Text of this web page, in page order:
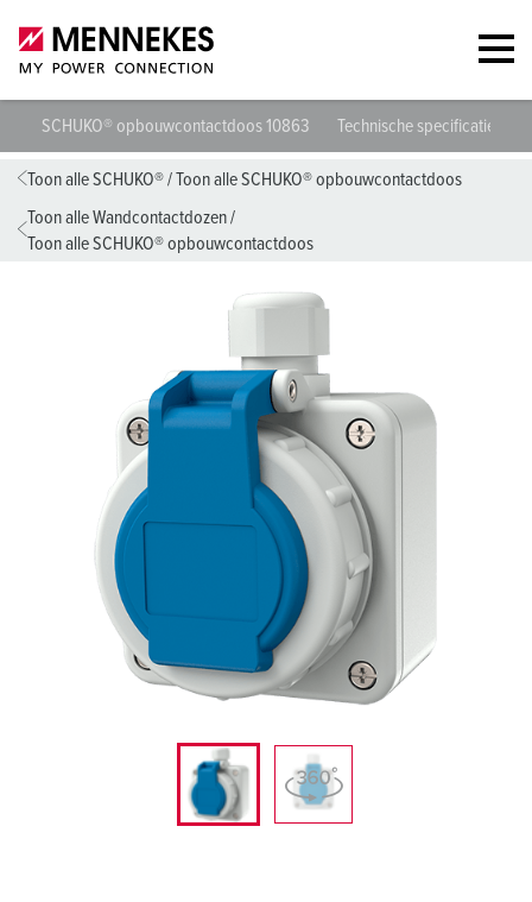
SCHUKO® opbouwcontactdoos 10863 Technische specificaties
Toon alle SCHUKO®/Toon alle SCHUKO® opbouwcontactdoos
Toon alle Wandcontactdozen/
Toon alle SCHUKO® opbouwcontactdoos